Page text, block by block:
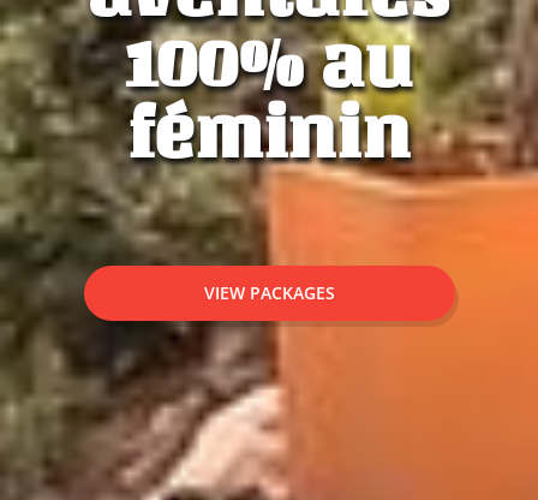
100% au
féminin
VIEW PACKAGES